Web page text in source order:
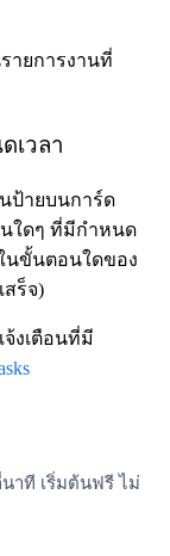
ายการงานที่
เวลา
นป้ายบนการ์ด
นใดๆ ที่มีกำหนด
นขั้นตอนใดของ
สร็จ)
งเตือนที่มี
าที เริ่มต้นฟรี ไม่